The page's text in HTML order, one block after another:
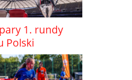
1. rundy
Polski